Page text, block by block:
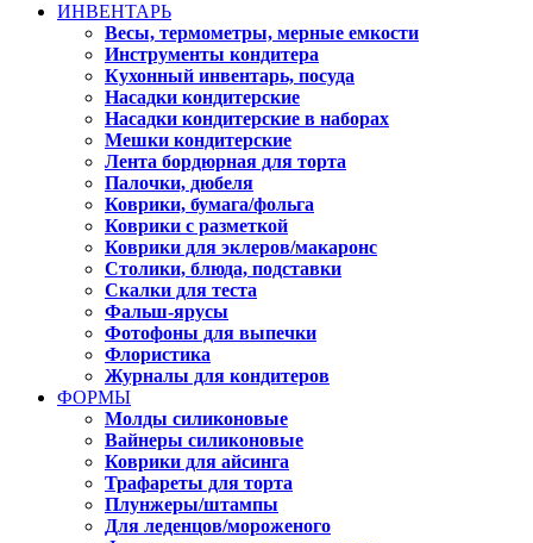
ИНВЕНТАРЬ
Весы, термометры, мерные емкости
Инструменты кондитера
Кухонный инвентарь, посуда
Насадки кондитерские
Насадки кондитерские в наборах
Мешки кондитерские
Лента бордюрная для торта
Палочки, дюбеля
Коврики, бумага/фольга
Коврики с разметкой
Коврики для эклеров/макаронс
Столики, блюда, подставки
Скалки для теста
Фальш-ярусы
Фотофоны для выпечки
Флористика
Журналы для кондитеров
ФОРМЫ
Молды силиконовые
Вайнеры силиконовые
Коврики для айсинга
Трафареты для торта
Плунжеры/штампы
Для леденцов/мороженого